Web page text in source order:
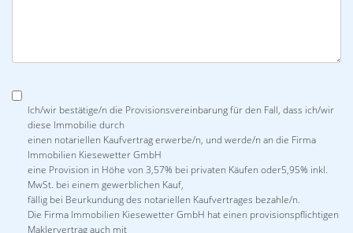
Ich/wir bestätige/n die Provisionsvereinbarung für den Fall, dass ich/wir
diese Immobilie durch
einen notariellen Kaufvertrag erwerbe/n, und werde/n an die Firma
Immobilien Kiesewetter GmbH
eine Provision in Höhe von 3,57% bei privaten Käufen oder5,95% inkl.
MwSt. bei einem gewerblichen Kauf,
fällig bei Beurkundung des notariellen Kaufvertrages bezahle/n.
Die Firma Immobilien Kiesewetter GmbH hat einen provisionspflichtigen
Maklervertrag auch mit